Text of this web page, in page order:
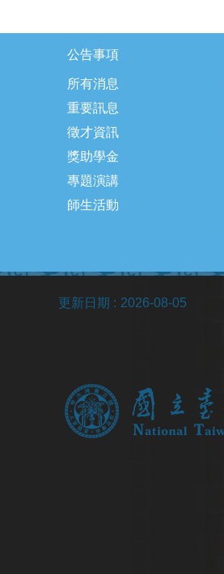
公告事項
所有消息
重要訊息
徵才資訊
獎助學金
專題演講
師生活動
更新日期 2026-08-05